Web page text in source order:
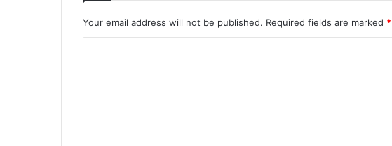
Your email address will not be published. Required fields are marked *